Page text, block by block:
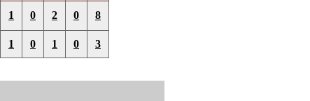
1 0 2 0 8
1 0 1 0 3